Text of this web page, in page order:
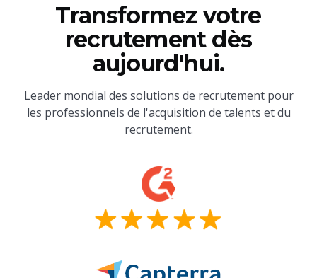
Transformez votre
recrutement dès
aujourd'hui.
Leader mondial des solutions de recrutement pour
les professionnels de l'acquisition de talents et du
recrutement.